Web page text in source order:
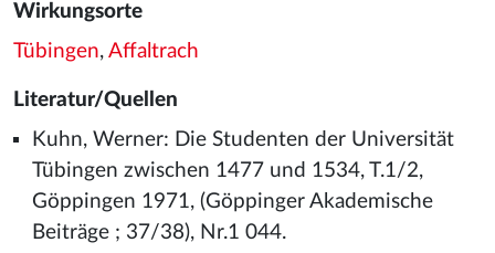
Wirkungsorte
Tübingen, Affaltrach
Literatur/Quellen
Kuhn, Werner: Die Studenten der Universität
Tübingen zwischen 1477 und 1534, T.1/2,
Göppingen 1971, (Göppinger Akademische
Beiträge ; 37/38), Nr.1 044.